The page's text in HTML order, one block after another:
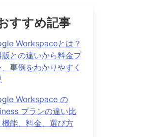
すすめ記事
Workspaceとは？
版との違いから料金プ
、事例をわかりやすく
Workspace の
プランの違い比
機能、料金、選び方